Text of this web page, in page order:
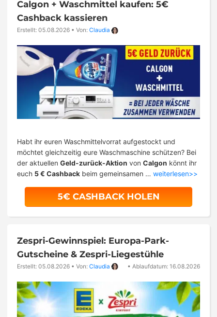
Calgon + Waschmittel kaufen: 5€
Cashback kassieren
Erstellt: 05.08.2026 • Von: Claudia
Habt ihr euren Waschmittelvorrat aufgestockt und
möchtet gleichzeitig eure Waschmaschine schützen? Bei
der aktuellen Geld-zurück-Aktion von Calgon könnt ihr
euch 5 € Cashback beim gemeinsamen … weiterlesen>>
5€ CASHBACK HOLEN
Zespri-Gewinnspiel: Europa-Park-
Gutscheine & Zespri-Liegestühle
Erstellt: 05.08.2026 • Von: Claudia • Ablaufdatum: 16.08.2026